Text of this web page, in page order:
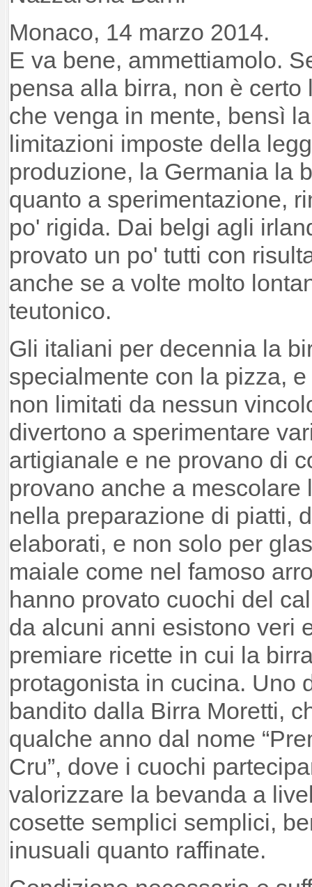
Monaco, 14 marzo 2014.
E va bene, ammettiamolo.
pensa alla birra, non è certo
che venga in mente, bensì
limitazioni imposte della
produzione, la Germania la
quanto a sperimentazione,
po' rigida. Dai belgi agli
provato un po' tutti con
anche se a volte molto
teutonico.
Gli italiani per decennia la
specialmente con la pizza,
non limitati da nessun
divertono a sperimentare
artigianale e ne provano di
provano anche a mescolare
nella preparazione di piatti,
elaborati, e non solo per
maiale come nel famoso
hanno provato cuochi del
da alcuni anni esistono veri
premiare ricette in cui la
protagonista in cucina. Uno
bandito dalla Birra Moretti,
qualche anno dal nome
Cru”, dove i cuochi
valorizzare la bevanda a
cosette semplici semplici,
inusuali quanto raffinate.